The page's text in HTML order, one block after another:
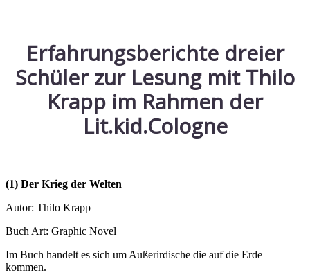
Erfahrungsberichte dreier
Schüler zur Lesung mit Thilo
Krapp im Rahmen der
Lit.kid.Cologne
(1) Der Krieg der Welten
Autor: Thilo Krapp
Buch Art: Graphic Novel
Im Buch handelt es sich um Außerirdische die auf die Erde
kommen.